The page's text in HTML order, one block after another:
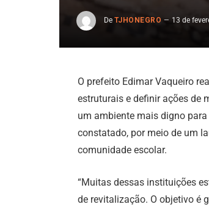
De TJHONEGRO 13 de
O prefeito Edimar Vaqueiro
estruturais e definir ações de
um ambiente mais digno
constatado, por meio de um
comunidade escolar.
“Muitas dessas instituições
de revitalização. O objetivo é